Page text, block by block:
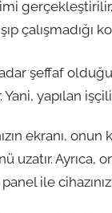
gerçekleştirilir.
çalışmadığı
şeffaf
Yani, yapılan
ekranı,
uzatır. Ayrıca,
ile